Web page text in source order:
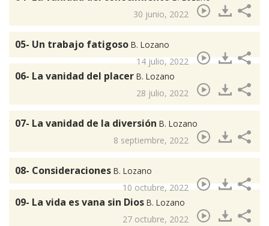
30 junio, 2022
05- Un trabajo fatigoso B. Lozano
14 julio, 2022
06- La vanidad del placer B. Lozano
28 julio, 2022
07- La vanidad de la diversión B. Lozano
8 septiembre, 2022
08- Consideraciones B. Lozano
10 octubre, 2022
09- La vida es vana sin Dios B. Lozano
27 octubre, 2022